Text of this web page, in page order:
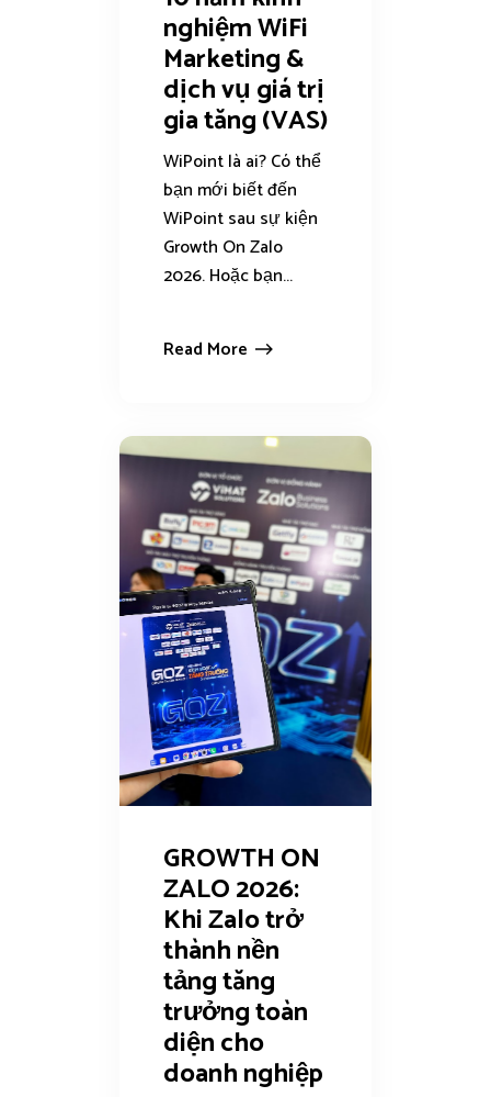
nghiệm WiFi
Marketing &
dịch vụ giá trị
gia tăng (VAS)
WiPoint là ai? Có thể
bạn mới biết đến
WiPoint sau sự kiện
Growth On Zalo
2026. Hoặc bạn...
Read More
GROWTH ON
ZALO 2026:
Khi Zalo trở
thành nền
tảng tăng
trưởng toàn
diện cho
doanh nghiệp